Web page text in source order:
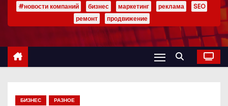
р
#новости компаний бизнес маркетинг реклама
SEO
ремонт
продвижение
БИЗНЕС РАЗНОЕ